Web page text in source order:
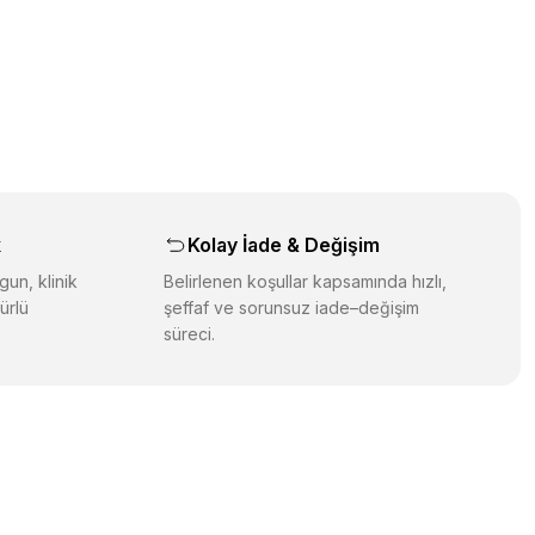
klinik
Kolay İade & Değişim
Belirlenen koşullar kapsamında hızlı,
şeffaf ve sorunsuz iade–değişim
süreci.